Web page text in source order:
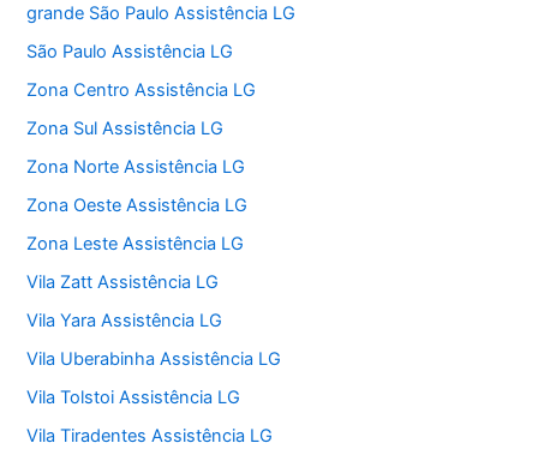
grande São Paulo Assistência LG
São Paulo Assistência LG
Zona Centro Assistência LG
Zona Sul Assistência LG
Zona Norte Assistência LG
Zona Oeste Assistência LG
Zona Leste Assistência LG
Vila Zatt Assistência LG
Vila Yara Assistência LG
Vila Uberabinha Assistência LG
Vila Tolstoi Assistência LG
Vila Tiradentes Assistência LG